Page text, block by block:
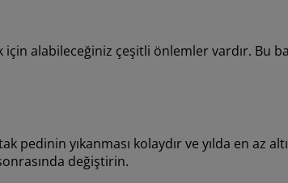
alabileceğiniz çeşitli önlemler vardır. Bu
yıkanması kolaydır ve yılda en az
değiştirin.